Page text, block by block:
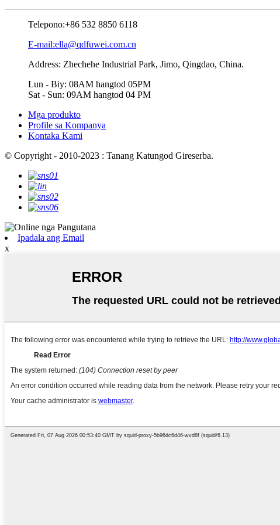
Telepono:+86 532 8850 6118
E-mail:ella@qdfuwei.com.cn
Address: Zhechehe Industrial Park, Jimo, Qingdao, China.
Lun - Biy: 08AM hangtod 05PM
Sat - Sun: 09AM hangtod 04 PM
Mga produkto
Profile sa Kompanya
Kontaka Kami
© Copyright - 2010-2023 : Tanang Katungod Gireserba.
Ipadala ang Email
x